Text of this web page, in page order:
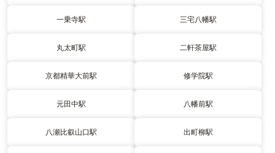
一乗寺駅 三宅八幡駅
丸太町駅 二軒茶屋駅
京都精華大前駅 修学院駅
元田中駅 八幡前駅
八瀬比叡山口駅 出町柳駅